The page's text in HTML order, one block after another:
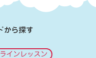
から探す
インレッスン